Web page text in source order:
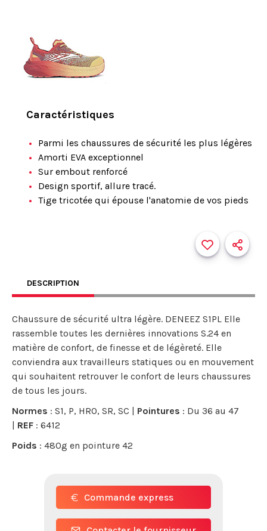
Caractéristiques
Parmi les chaussures de sécurité les plus légères
Amorti EVA exceptionnel
Sur embout renforcé
Design sportif, allure tracé.
Tige tricotée qui épouse l'anatomie de vos pieds
DESCRIPTION
Chaussure de sécurité ultra légère. DENEEZ S1PL Elle
rassemble toutes les dernières innovations S.24 en
matière de confort, de finesse et de légèreté. Elle
conviendra aux travailleurs statiques ou en mouvement
qui souhaitent retrouver le confort de leurs chaussures
de tous les jours.
Normes : S1, P, HRO, SR, SC | Pointures : Du 36 au 47
| REF : 6412
Poids : 480g en pointure 42
Commande express